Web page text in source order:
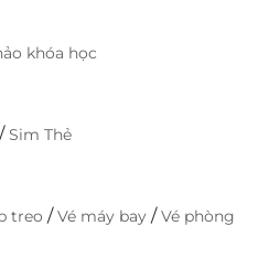
đẹp hấp dẫn!
LifeLink
khóa học
/Sim Thẻ
treo /Vé máy bay /Vé phòng